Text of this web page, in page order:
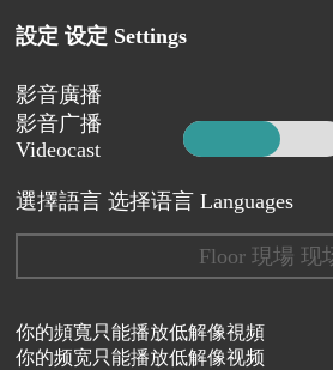
設定 设定 Settings
影音廣播
影音广播
Videocast
選擇語言 选择语言 Languages
Floor 現場 现
你的頻寬只能播放低解像視頻
你的频宽只能播放低解像视频